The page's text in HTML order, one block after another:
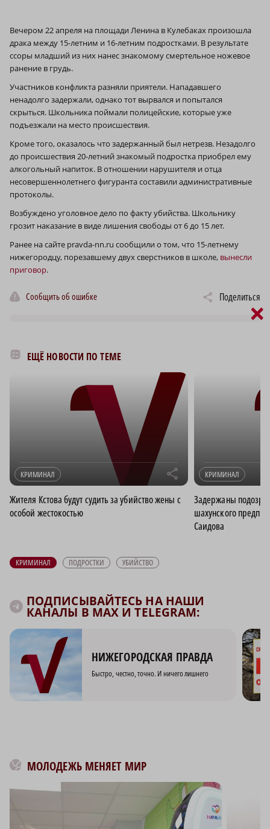
Вечером 22 апреля на площади Ленина в Кулебаках произошла
драка между 15-летним и 16-летним подростками. В результате
ссоры младший из них нанес знакомому смертельное ножевое
ранение в грудь.
Участников конфликта разняли приятели. Нападавшего
ненадолго задержали, однако тот вырвался и попытался
скрыться. Школьника поймали полицейские, которые уже
подъезжали на место происшествия.
Кроме того, оказалось что задержанный был нетрезв. Незадолго
до происшествия 20-летний знакомый подростка приобрел ему
алкогольный напиток. В отношении нарушителя и отца
несовершеннолетнего фигуранта составили административные
протоколы.
Возбуждено уголовное дело по факту убийства. Школьнику
грозит наказание в виде лишения свободы от 6 до 15 лет.
Ранее на сайте pravda-nn.ru сообщили о том, что 15-летнему
нижегородцу, порезавшему двух сверстников в школе, вынесли
приговор.
Сообщить об ошибке Поделиться
ЕЩЁ НОВОСТИ ПО ТЕМЕ
КРИМИНАЛ r
Жителя Кстова будут судить за убийство жены с
особой жестокостью
КРИМИНАЛ
Задержаны
шахунского
Саидова
КРИМИНАЛ ПОДРОСТКИ УБИЙСТВО
ПОДПИСЫВАЙТЕСЬ НА НАШИ
КАНАЛЫ В MAX И TELEGRAM:
НИЖЕГОРОДСКАЯ ПРАВДА
Быстро, честно, точно. И ничего лишнего
МОЛОДЕЖЬ МЕНЯЕТ МИР
×